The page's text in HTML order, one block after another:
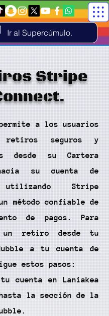
Ir al Supercúmulo.
Stripe
a los usuarios
retiros seguros y
desde su Cartera
su cuenta de
Stripe
método confiable de
de pagos. Para
retiro desde tu
a tu cuenta de
estos pasos:
cuenta en Laniakea
la sección de la